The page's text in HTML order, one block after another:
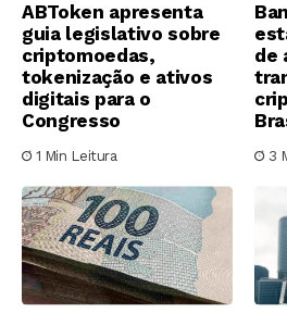
ABToken apresenta
guia legislativo sobre
criptomoedas,
tokenização e ativos
digitais para o
Congresso
1 Min Leitura
de
3